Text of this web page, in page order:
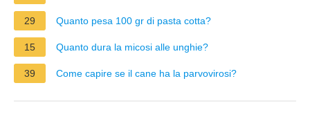
29 Quanto pesa 100 gr di pasta cotta?
15 Quanto dura la micosi alle unghie?
39 Come capire se il cane ha la parvovirosi?